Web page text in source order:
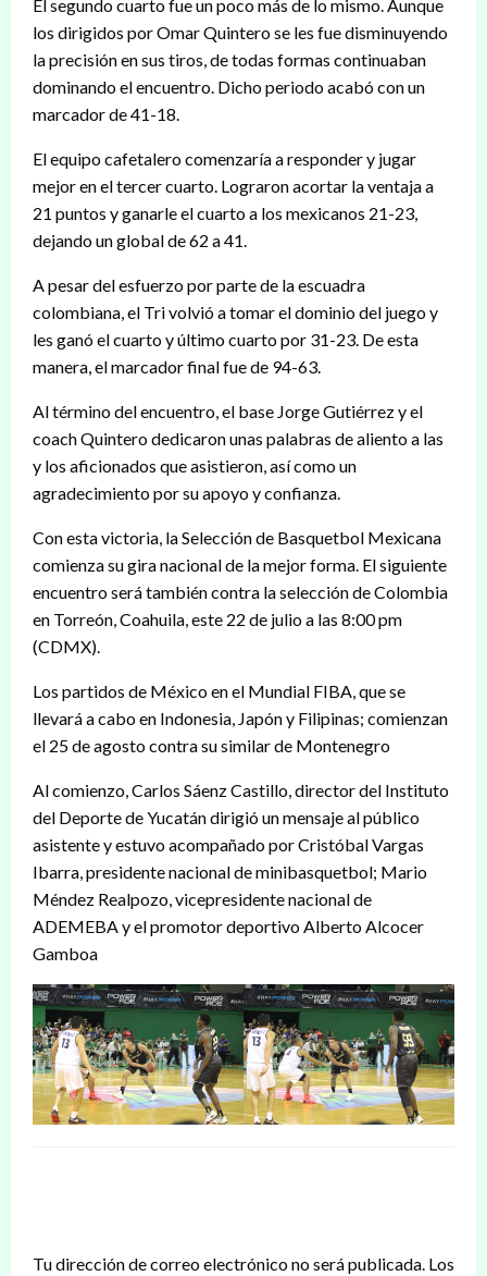
El segundo cuarto fue un poco más de lo mismo. Aunque
los dirigidos por Omar Quintero se les fue disminuyendo
la precisión en sus tiros, de todas formas continuaban
dominando el encuentro. Dicho periodo acabó con un
marcador de 41-18.
El equipo cafetalero comenzaría a responder y jugar
mejor en el tercer cuarto. Lograron acortar la ventaja a
21 puntos y ganarle el cuarto a los mexicanos 21-23,
dejando un global de 62 a 41.
A pesar del esfuerzo por parte de la escuadra
colombiana, el Tri volvió a tomar el dominio del juego y
les ganó el cuarto y último cuarto por 31-23. De esta
manera, el marcador final fue de 94-63.
Al término del encuentro, el base Jorge Gutiérrez y el
coach Quintero dedicaron unas palabras de aliento a las
y los aficionados que asistieron, así como un
agradecimiento por su apoyo y confianza.
Con esta victoria, la Selección de Basquetbol Mexicana
comienza su gira nacional de la mejor forma. El siguiente
encuentro será también contra la selección de Colombia
en Torreón, Coahuila, este 22 de julio a las 8:00 pm
(CDMX).
Los partidos de México en el Mundial FIBA, que se
llevará a cabo en Indonesia, Japón y Filipinas; comienzan
el 25 de agosto contra su similar de Montenegro
Al comienzo, Carlos Sáenz Castillo, director del Instituto
del Deporte de Yucatán dirigió un mensaje al público
asistente y estuvo acompañado por Cristóbal Vargas
Ibarra, presidente nacional de minibasquetbol; Mario
Méndez Realpozo, vicepresidente nacional de
ADEMEBA y el promotor deportivo Alberto Alcocer
Gamboa
Tu dirección de correo electrónico no será publicada. Los